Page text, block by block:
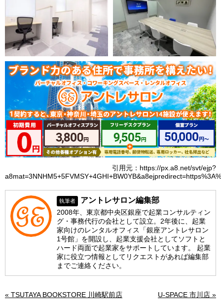
引用元：https://px.a8.net/svt/ejp?
執筆者 アントレサロン編集部
2008年、東京都中央区銀座で起業コンサルティン
グ・事務代行の会社として設立。2年後に、起業
家向けのレンタルオフィス「銀座アントレサロン
1号館」を開設し、起業支援会社としてソフトと
ハード両面で起業家をサポートしています。 起業
家に役立つ情報としてリクエストがあれば編集部
までご連絡ください。
« TSUTAYA BOOKSTORE 川崎駅前店 U-SPACE 市川店 »